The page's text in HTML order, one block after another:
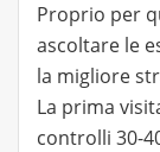
Proprio per
ascoltare le
la migliore
La prima
controlli 30-